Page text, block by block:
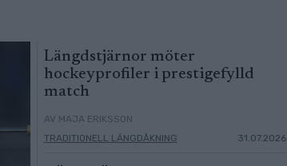
Längdstjärnor möter
hockeyprofiler i prestigefylld
match
AV MAJA ERIKSSON
TRADITIONELL LÄNGDÅKNING
31.07.2026